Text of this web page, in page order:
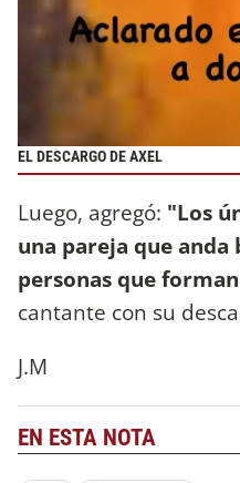
EL DESCARGO DE AXEL
Luego, agregó: "Los
una pareja que anda
personas que
cantante con su
J.M
EN ESTA NOTA